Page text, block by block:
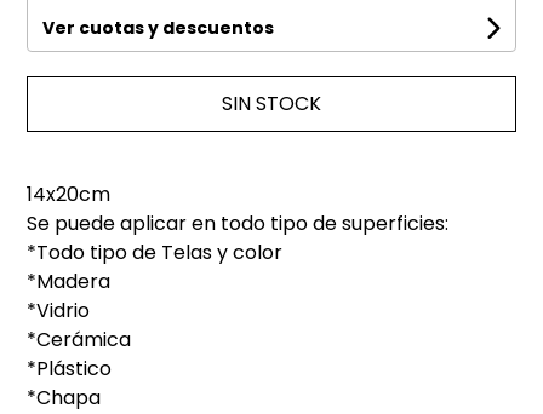
Ver cuotas y descuentos
SIN STOCK
14x20cm
Se puede aplicar en todo tipo de superficies:
*Todo tipo de Telas y color
*Madera
*Vidrio
*Cerámica
*Plástico
*Chapa